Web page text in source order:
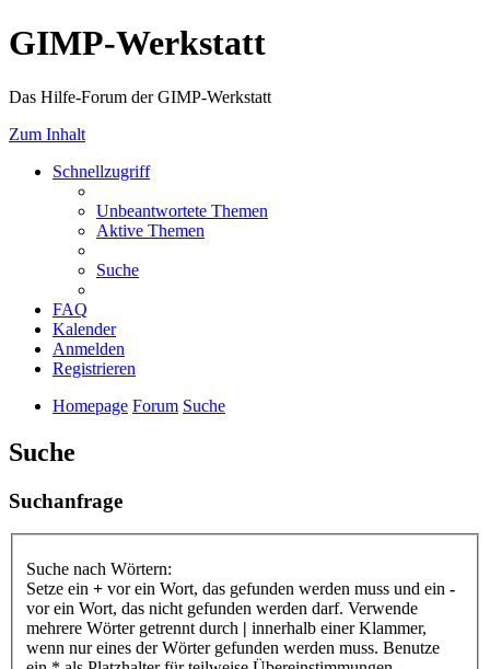
GIMP-Werkstatt
Das Hilfe-Forum der GIMP-Werkstatt
Zum Inhalt
Schnellzugriff
Unbeantwortete Themen
Aktive Themen
Suche
FAQ
Kalender
Anmelden
Registrieren
Homepage Forum Suche
Suche
Suchanfrage
Suche nach Wörtern:
Setze ein + vor ein Wort, das gefunden werden muss und ein -
vor ein Wort, das nicht gefunden werden darf. Verwende
mehrere Wörter getrennt durch | innerhalb einer Klammer,
wenn nur eines der Wörter gefunden werden muss. Benutze